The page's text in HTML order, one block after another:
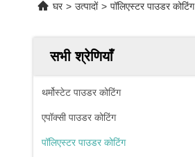
घर > उत्पादों > पॉलिएस्टर पाउडर कोटिंग
सभी श्रेणियाँ
थर्मोस्टेट पाउडर कोटिंग
एपॉक्सी पाउडर कोटिंग
पॉलिएस्टर पाउडर कोटिंग